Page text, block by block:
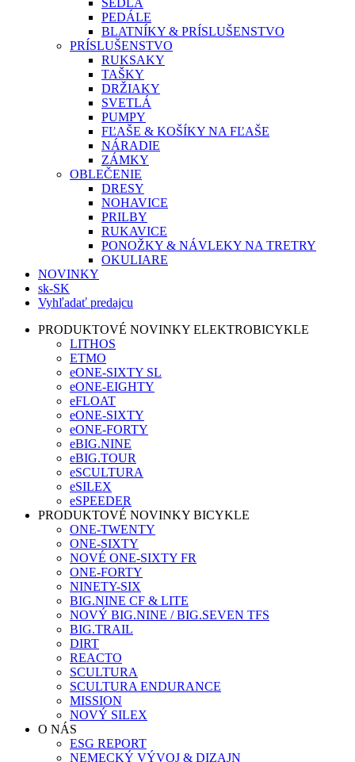
SEDLÁ
PEDÁLE
BLATNÍKY & PRÍSLUŠENSTVO
PRÍSLUŠENSTVO
RUKSAKY
TAŠKY
DRŽIAKY
SVETLÁ
PUMPY
FĽAŠE & KOŠÍKY NA FĽAŠE
NÁRADIE
ZÁMKY
OBLEČENIE
DRESY
NOHAVICE
PRILBY
RUKAVICE
PONOŽKY & NÁVLEKY NA TRETRY
OKULIARE
NOVINKY
sk-SK
Vyhľadať predajcu
PRODUKTOVÉ NOVINKY ELEKTROBICYKLE
LITHOS
ETMO
eONE-SIXTY SL
eONE-EIGHTY
eFLOAT
eONE-SIXTY
eONE-FORTY
eBIG.NINE
eBIG.TOUR
eSCULTURA
eSILEX
eSPEEDER
PRODUKTOVÉ NOVINKY BICYKLE
ONE-TWENTY
ONE-SIXTY
NOVÉ ONE-SIXTY FR
ONE-FORTY
NINETY-SIX
BIG.NINE CF & LITE
NOVÝ BIG.NINE / BIG.SEVEN TFS
BIG.TRAIL
DIRT
REACTO
SCULTURA
SCULTURA ENDURANCE
MISSION
NOVÝ SILEX
O NÁS
ESG REPORT
NEMECKÝ VÝVOJ & DIZAJN